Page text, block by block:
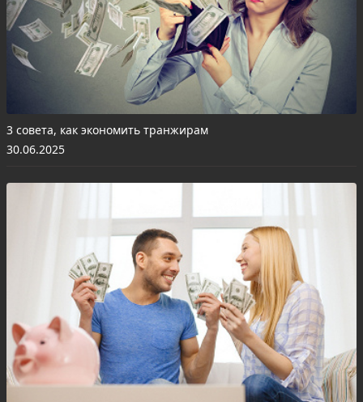
3 совета, как экономить транжирам
30.06.2025